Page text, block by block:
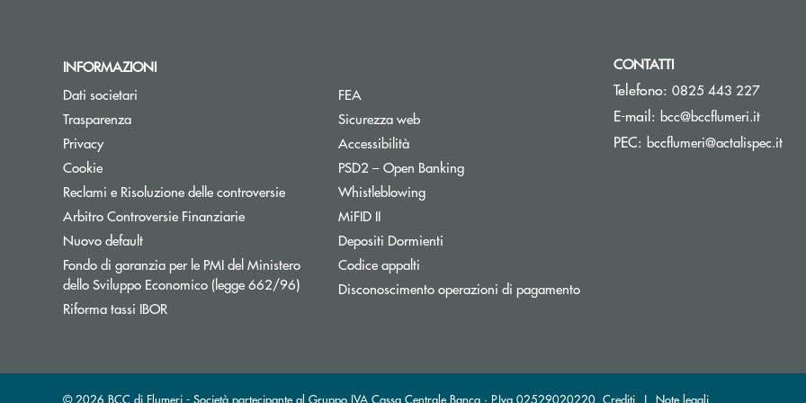
INFORMAZIONI
Dati societari
Trasparenza
Privacy
Cookie
Reclami e Risoluzione delle controversie
Arbitro Controversie FinanziarieApre una nuova finestra
Nuovo default
Fondo di garanzia per le PMI del Ministero
dello Sviluppo Economico (legge 662/96)Apre una nuova finestra
Riforma tassi IBORApre una nuova finestra
FEA
Sicurezza web
Accessibilità
PSD2 – Open BankingApre una nuova finestra
Whistleblowing
MiFID II
Depositi Dormienti
Codice appalti
Disconoscimento operazioni di pagamento
CONTATTI
Telefono: 0825 443 227
E-mail: bcc@bccflumeri.it(si
PEC: bccflumeri@actalispec.it(si
© 2026 BCC di Flumeri - Società partecipante al Gruppo IVA Cassa Centrale Banca · P.Iva 02529020220 Crediti | Note legali